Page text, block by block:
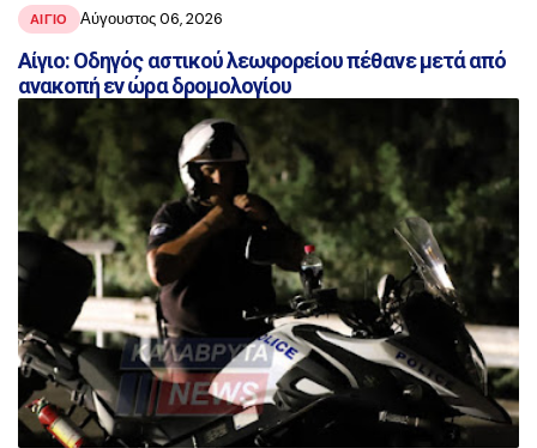
ΑΙΓΙΟ Αύγουστος 06, 2026
Αίγιο: Οδηγός αστικού λεωφορείου πέθανε μετά από
ανακοπή εν ώρα δρομολογίου